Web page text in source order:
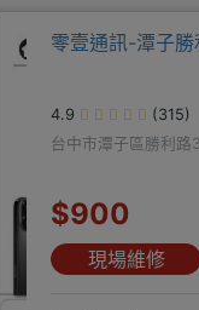
零壹通訊-潭子勝
4.9
(315)
台中市潭子區勝利路
$900
現場維修